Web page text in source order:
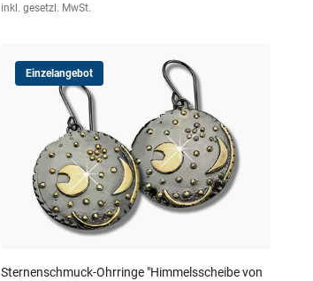
inkl. gesetzl. MwSt.
Einzelangebot
Sternenschmuck-Ohrringe "Himmelsscheibe von